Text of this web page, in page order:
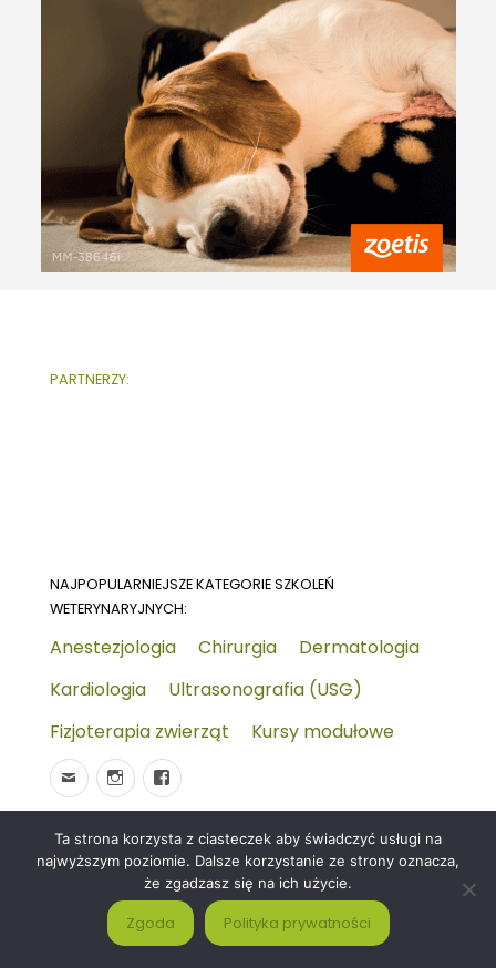
PARTNERZY:
NAJPOPULARNIEJSZE KATEGORIE SZKOLEŃ
WETERYNARYJNYCH:
Anestezjologia Chirurgia
Dermatologia
Kardiologia
Ultrasonografia (USG)
Fizjoterapia zwierząt
Kursy modułowe
© 2026Wydarzenia-wet.pl
Polityka prywatności i
RODO
Czym jest strona KALENDARZ WYDARZEŃ
WETERYNARYJNYCH?
Ta strona korzysta z ciasteczek aby świadczyć usługi na
najwyższym poziomie. Dalsze korzystanie ze strony oznacza,
że zgadzasz się na ich użycie.
Zgoda Polityka prywatności